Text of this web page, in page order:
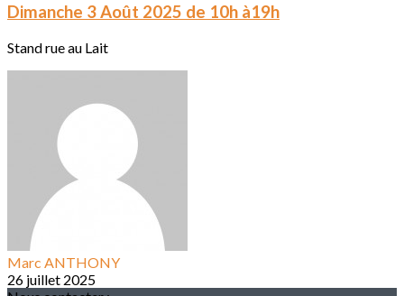
Dimanche 3 Août 2025 de 10h à19h
Stand rue au Lait
Marc ANTHONY
26 juillet 2025